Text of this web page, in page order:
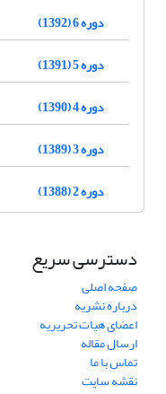
دوره 6 (1392)
دوره 5 (1391)
دوره 4 (1390)
دوره 3 (1389)
دوره 2 (1388)
دسترسی سریع
صفحه اصلی
درباره نشریه
اعضای هیات تحریریه
ارسال مقاله
تماس با ما
نقشه سایت